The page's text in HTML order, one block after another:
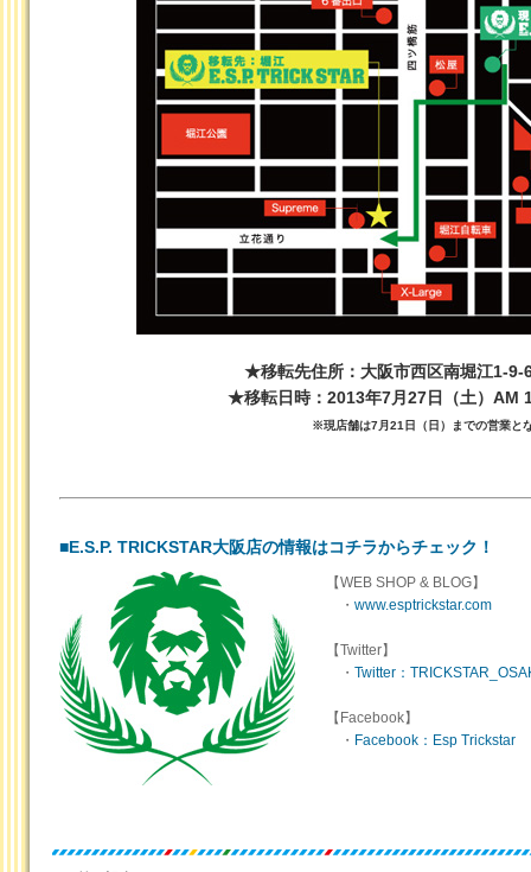
★移転先住所：大阪市西区南堀江1-9-
★移転日時：2013年7月27日（土）AM
※現店舗は7月21日（日）までの営業と
■E.S.P. TRICKSTAR大阪店の情報はコチラからチェック！
【WEB SHOP & BLOG】
・ www.esptrickstar.com
【Twitter】
・ Twitter：
【Facebook】
・ Facebook：Esp Trickstar